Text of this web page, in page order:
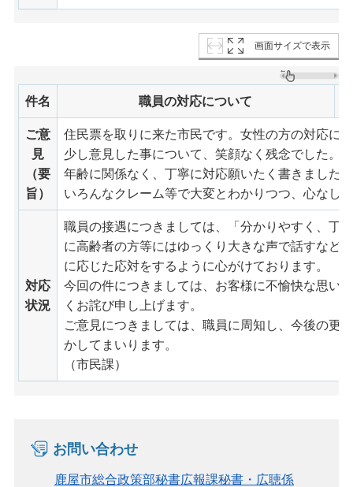
画面サイズで表示
件名 職員の対応について
ご意
見
（要
旨）
住民票を取りに来た市民です。女性の方の対応に
少し意見した事について、笑顔なく残念でした。
年齢に関係なく、丁寧に対応願いたく書きました。
いろんなクレーム等で大変とわかりつつ、心なし
対応
状況
職員の接遇につきましては、「分かりやすく、丁
に高齢者の方等にはゆっくり大きな声で話すなど
に応じた応対をするように心がけております。
今回の件につきましては、お客様に不愉快な思い
くお詫び申し上げます。
ご意見につきましては、職員に周知し、今後の更
かしてまいります。
（市民課）
お問い合わせ
鹿屋市総合政策部秘書広報課秘書・広聴係